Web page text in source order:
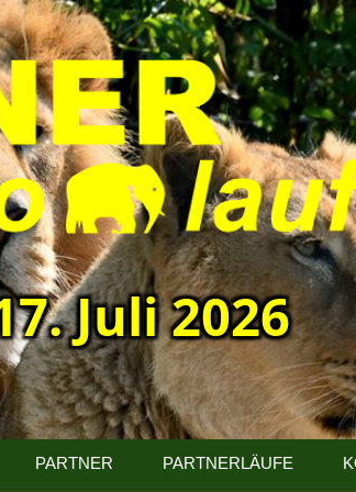
Juli 2026
PARTNER PARTNERLÄUFE